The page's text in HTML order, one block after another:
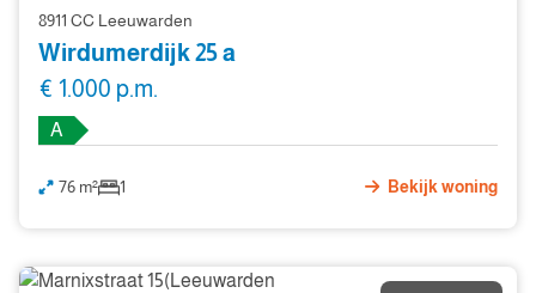
8911 CC Leeuwarden
Wirdumerdijk 25 a
€ 1.000 p.m.
A
76 m² 1 Bekijk woning